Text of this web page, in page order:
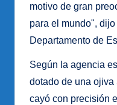
motivo de gran
para el mundo",
Departamento de
Según la agencia
dotado de una ojiva
cayó con precisión